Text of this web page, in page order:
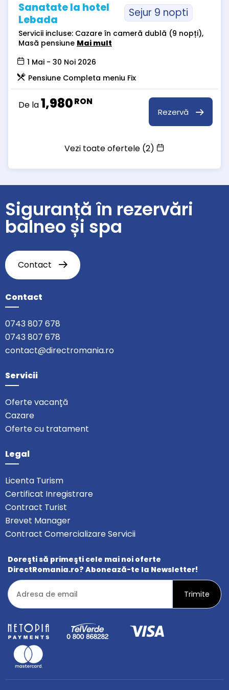
Sanatate la hotel
Lebada
Sejur 9 nopti
Servicii incluse: Cazare în cameră dublă (9 nopți),
Masă pensiune Mai mult
1 Mai - 30 Noi 2026
Pensiune Completa meniu Fix
De la1,980RON
Rezervă
Vezi toate ofertele (2)
Siguranță în rezervări
balneo și spa
Contact
Contact
0743 807 678
0743 807 678
contact@directromania.ro
Servicii
Oferte vacanță
Cazare
Oferte cu tratament
Legal
Licenta Turism
Certificat Inregistrare
Contract Turist
Brevet Manager
Contract Comercializare Servicii
Doreşti să primeşti cele mai noi oferte
DirectRomania.ro? Abonează-te la Newsletter!